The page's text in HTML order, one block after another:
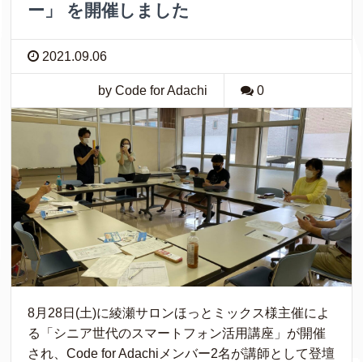
ー」 を開催しました
2021.09.06
by Code for Adachi 0
8月28日(土)に綾瀬サロンほっとミックス様主催によ
る「シニア世代のスマートフォン活用講座」が開催
され、Code for Adachiメンバー2名が講師として登壇